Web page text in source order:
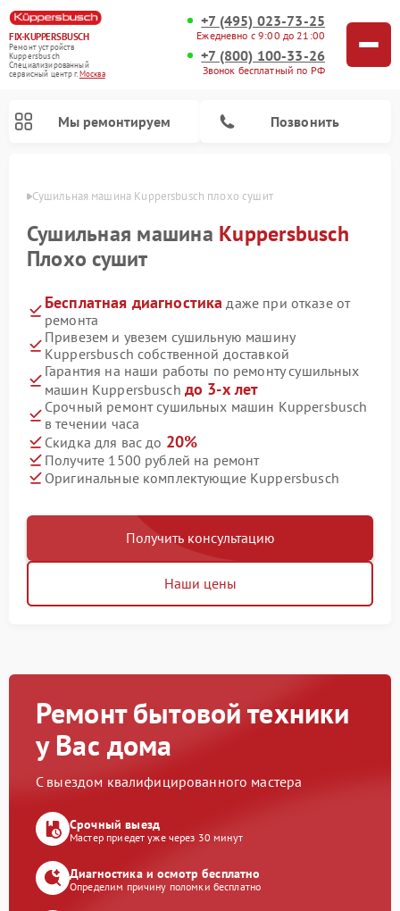
FIX-KUPPERSBUSCH
Ремонт устройств
Kuppersbusch
Специализированный
cервисный центр г.Москва
+7 (495) 023-73-25
Ежедневно с 9:00 до 21:00
+7 (800) 100-33-26
Звонок бесплатный по РФ
Мы ремонтируем Позвонить
Сушильная машина Kuppersbusch плохо сушит
Сушильная машина Kuppersbusch
Плохо сушит
Бесплатная диагностика даже при отказе от
ремонта
Привезем и увезем сушильную машину
Kuppersbusch собственной доставкой
Гарантия на наши работы по ремонту сушильных
машин Kuppersbusch до 3-х лет
Срочный ремонт сушильных машин Kuppersbusch
в течении часа
Скидка для вас до 20%
Получите 1500 рублей на ремонт
Оригинальные комплектующие Kuppersbusch
Получить консультацию
Наши цены
Ремонт бытовой техники
у Вас дома
С выездом квалифицированного мастера
Срочный выезд
Мастер приедет уже через 30 минут
Диагностика и осмотр бесплатно
Определим причину поломки бесплатно